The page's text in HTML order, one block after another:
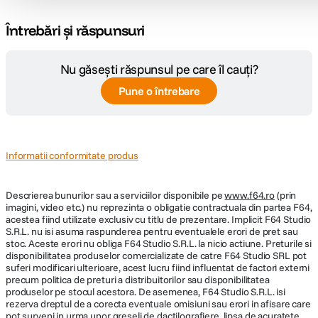
SP02005-18
Întrebări și răspunsuri
Nu găsești răspunsul pe care îl cauți?
Pune o întrebare
Informatii conformitate produs
Descrierea bunurilor sau a serviciilor disponibile pewww.f64.ro(prin
imagini, video etc.) nu reprezinta o obligatie contractuala din partea F64,
acestea fiind utilizate exclusiv cu titlu de prezentare. Implicit F64 Studio
S.R.L. nu isi asuma raspunderea pentru eventualele erori de pret sau
stoc. Aceste erori nu obliga F64 Studio S.R.L. la nicio actiune. Preturile si
disponibilitatea produselor comercializate de catre F64 Studio SRL pot
suferi modificari ulterioare, acest lucru fiind influentat de factori externi
precum politica de preturi a distribuitorilor sau disponibilitatea
produselor pe stocul acestora. De asemenea, F64 Studio S.R.L. isi
rezerva dreptul de a corecta eventuale omisiuni sau erori in afisare care